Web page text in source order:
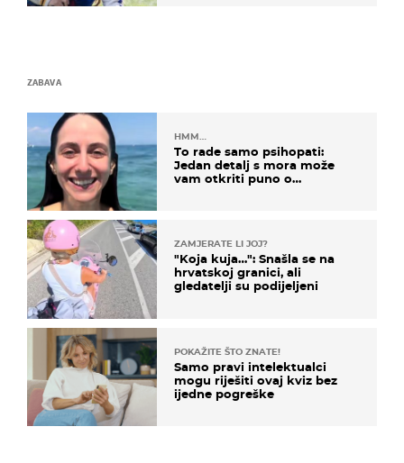
ZABAVA
HMM…
To rade samo psihopati:
Jedan detalj s mora može
vam otkriti puno o
ZAMJERATE LI JOJ?
"Koja kuja…": Snašla se na
hrvatskoj granici, ali
gledatelji su podijeljeni
POKAŽITE ŠTO ZNATE!
Samo pravi intelektualci
mogu riješiti ovaj kviz bez
ijedne pogreške